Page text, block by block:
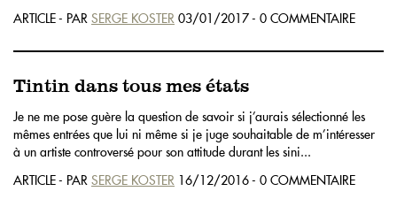
ARTICLE - PAR SERGE KOSTER 03/01/2017 - 0 COMMENTAIRE
Tintin dans tous mes états
Je ne me pose guère la question de savoir si j’aurais sélectionné les
mêmes entrées que lui ni même si je juge souhaitable de m’intéresser
à un artiste controversé pour son attitude durant les sini...
ARTICLE - PAR SERGE KOSTER 16/12/2016 - 0 COMMENTAIRE